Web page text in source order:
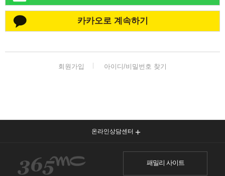
카카오로 계속하기
회원가입 아이디/비밀번호 찾기
온라인상담센터
패밀리 사이트